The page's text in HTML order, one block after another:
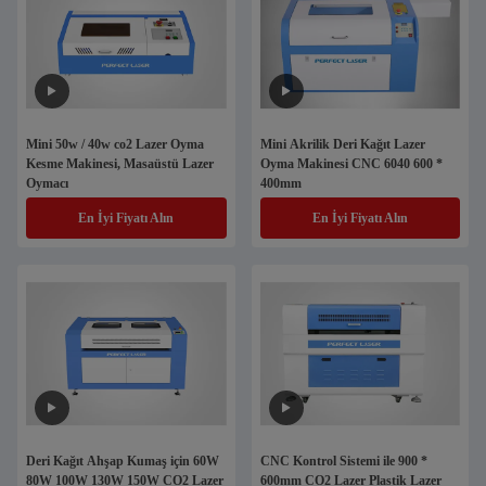
Mini 50w / 40w co2 Lazer Oyma
Kesme Makinesi, Masaüstü Lazer
Oymacı
En İyi Fiyatı Alın
Mini Akrilik Deri Kağıt Lazer
Oyma Makinesi CNC 6040 600 *
400mm
En İyi Fiyatı Alın
Deri Kağıt Ahşap Kumaş için 60W
80W 100W 130W 150W CO2 Lazer
CNC Kontrol Sistemi ile 900 *
600mm CO2 Lazer Plastik Lazer